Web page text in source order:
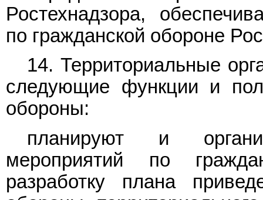
Ростехнадзора,
по гражданской обороне
14. Территориальные
следующие функции и
обороны:
планируют и
мероприятий по
разработку плана